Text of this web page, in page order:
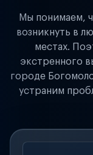
Мы понимаем,
возникнуть в
местах.
экстренного
городе
устраним